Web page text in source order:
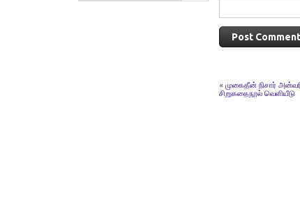
« முகைதீன் நிசார்
சிறுகதைநூல் வெளியீடு